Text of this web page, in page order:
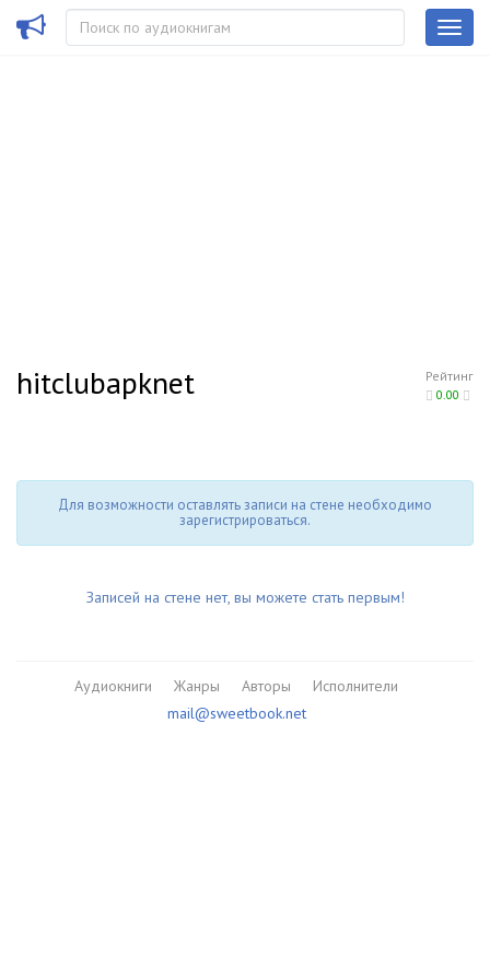
Рейтинг
0.00
hitclubapknet
Для возможности оставлять записи на стене необходимо
зарегистрироваться.
Записей на стене нет, вы можете стать первым!
Аудиокниги Жанры Авторы
Исполнители
mail@sweetbook.net